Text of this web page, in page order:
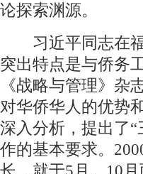
论探索渊源。
习近平同志在福
突出特点是与侨务
《战略与管理》杂
对华侨华人的优势
深入分析，提出了
作的基本要求。